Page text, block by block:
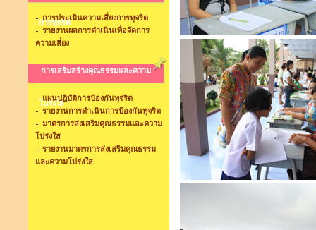
การทุจริต
การประเมินความเสี่ยงการทุจริต
รายงานผลการดำเนินเพื่อจัดการ
ความเสี่ยง
การเสริมสร้างคุณธรรมและความ
โปร่งใส
แผนปฏิบัติการป้องกันทุจริต
รายงานการดำเนินการป้องกันทุจริต
มาตรการส่งเสริมคุณธรรมและความ
โปร่งใส
รายงานมาตรการส่งเสริมคุณธรรม
และความโปร่งใส